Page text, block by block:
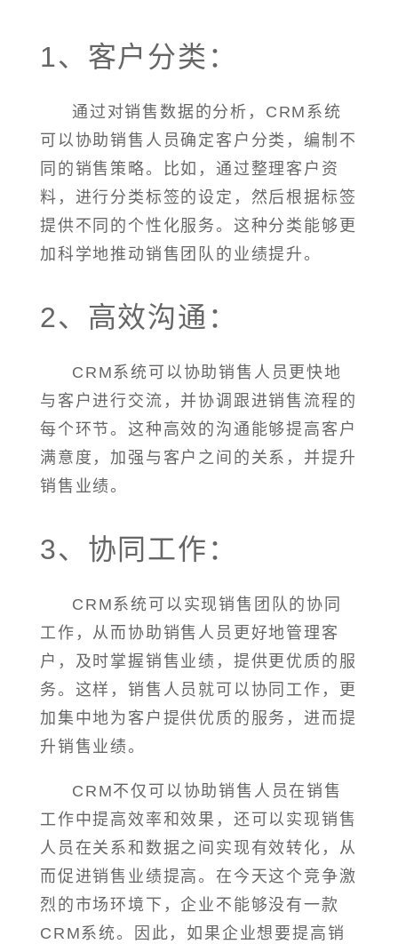
1、客户分类：
通过对销售数据的分析，CRM系统
可以协助销售人员确定客户分类，编制不
同的销售策略。比如，通过整理客户资
料，进行分类标签的设定，然后根据标签
提供不同的个性化服务。这种分类能够更
加科学地推动销售团队的业绩提升。
2、高效沟通：
CRM系统可以协助销售人员更快地
与客户进行交流，并协调跟进销售流程的
每个环节。这种高效的沟通能够提高客户
满意度，加强与客户之间的关系，并提升
销售业绩。
3、协同工作：
CRM系统可以实现销售团队的协同
工作，从而协助销售人员更好地管理客
户，及时掌握销售业绩，提供更优质的服
务。这样，销售人员就可以协同工作，更
加集中地为客户提供优质的服务，进而提
升销售业绩。
CRM不仅可以协助销售人员在销售
工作中提高效率和效果，还可以实现销售
人员在关系和数据之间实现有效转化，从
而促进销售业绩提高。在今天这个竞争激
烈的市场环境下，企业不能够没有一款
CRM系统。因此，如果企业想要提高销